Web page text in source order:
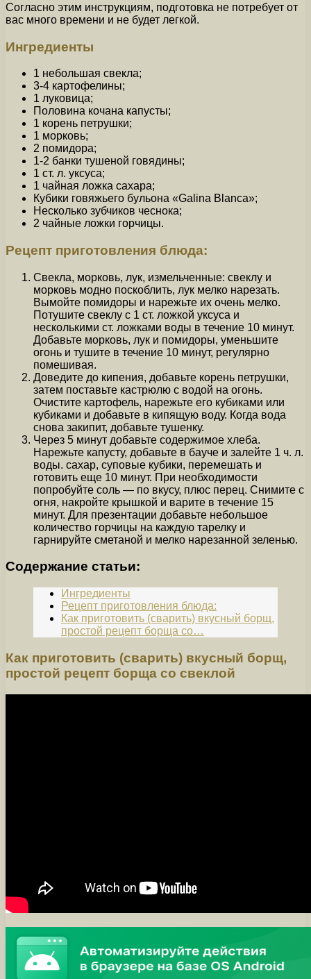
Согласно этим инструкциям, подготовка не потребует от
вас много времени и не будет легкой.
Ингредиенты
1 небольшая свекла;
3-4 картофелины;
1 луковица;
Половина кочана капусты;
1 корень петрушки;
1 морковь;
2 помидора;
1-2 банки тушеной говядины;
1 ст. л. уксуса;
1 чайная ложка сахара;
Кубики говяжьего бульона «Galina Blanca»;
Несколько зубчиков чеснока;
2 чайные ложки горчицы.
Рецепт приготовления блюда:
Свекла, морковь, лук, измельченные: свеклу и
морковь модно поскоблить, лук мелко нарезать.
Вымойте помидоры и нарежьте их очень мелко.
Потушите свеклу с 1 ст. ложкой уксуса и
несколькими ст. ложками воды в течение 10 минут.
Добавьте морковь, лук и помидоры, уменьшите
огонь и тушите в течение 10 минут, регулярно
помешивая.
Доведите до кипения, добавьте корень петрушки,
затем поставьте кастрюлю с водой на огонь.
Очистите картофель, нарежьте его кубиками или
кубиками и добавьте в кипящую воду. Когда вода
снова закипит, добавьте тушенку.
Через 5 минут добавьте содержимое хлеба.
Нарежьте капусту, добавьте в бауче и залейте 1 ч. л.
воды. сахар, суповые кубики, перемешать и
готовить еще 10 минут. При необходимости
попробуйте соль — по вкусу, плюс перец. Снимите с
огня, накройте крышкой и варите в течение 15
минут. Для презентации добавьте небольшое
количество горчицы на каждую тарелку и
гарнируйте сметаной и мелко нарезанной зеленью.
Содержание статьи:
Ингредиенты
Рецепт приготовления блюда:
Как приготовить (сварить) вкусный борщ,
простой рецепт борща со…
Как приготовить (сварить) вкусный борщ,
простой рецепт борща со свеклой